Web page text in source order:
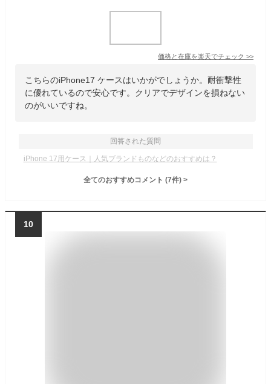
価格と在庫を楽天でチェック >>
こちらのiPhone17 ケースはいかがでしょうか。耐衝撃性
に優れているので安心です。クリアでデザインを損ねない
のがいいですね。
回答された質問
iPhone 17用ケース｜人気ブランドものなどのおすすめは？
全てのおすすめコメント (7件) >
10